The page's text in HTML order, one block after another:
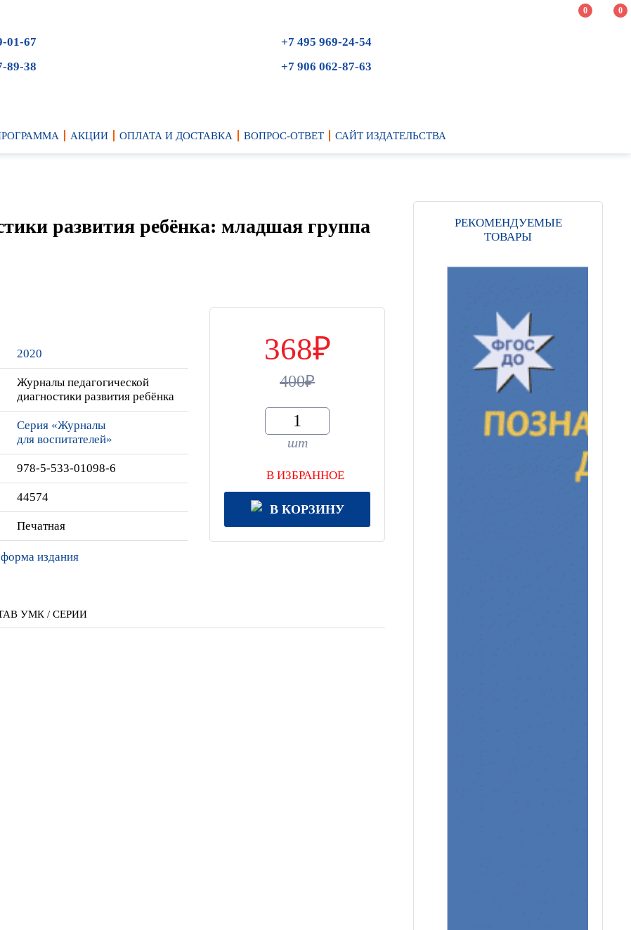
0 0
01-67
89-38
+7 495 969-24-54
+7 906 062-87-63
АКЦИИ ОПЛАТА И ДОСТАВКА ВОПРОС-ОТВЕТ САЙТ ИЗДАТЕЛЬСТВА
развития ребёнка: младшая группа
2020
Журналы педагогической
диагностики развития ребёнка
Серия «Журналы
для воспитателей»
978-5-533-01098-6
44574
Печатная
издания
368
400
шт
В ИЗБРАННОЕ
В КОРЗИНУ
УМК / СЕРИИ
РЕКОМЕНДУЕМЫЕ
ТОВАРЫ